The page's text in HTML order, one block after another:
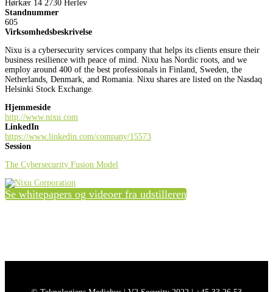
Hørkær 14 2730 Herlev
Standnummer
605
Virksomhedsbeskrivelse
Nixu is a cybersecurity services company that helps its clients ensure their
business resilience with peace of mind. Nixu has Nordic roots, and we
employ around 400 of the best professionals in Finland, Sweden, the
Netherlands, Denmark, and Romania. Nixu shares are listed on the Nasdaq
Helsinki Stock Exchange.
Hjemmeside
http://www.nixu.com
LinkedIn
https://www.linkedin.com/company/15573
Session
The Cybersecurity Fusion Model
Se whitepapers og videoer fra udstilleren